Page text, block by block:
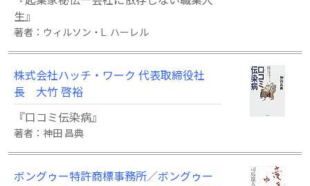
生』
著者：ウィルソン・L. ハーレル
株式会社ハッチ・ワーク 代表取締役社
長 大竹 啓裕
『口コミ伝染病』
著者：神田 昌典
ボングゥー特許商標事務所／ボングゥー